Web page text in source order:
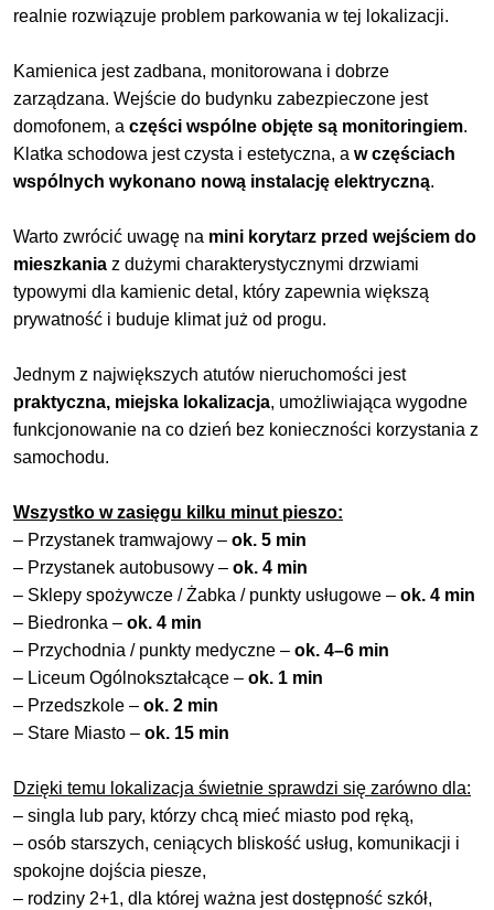
realnie rozwiązuje problem parkowania w tej lokalizacji.
Kamienica jest zadbana, monitorowana i dobrze
zarządzana. Wejście do budynku zabezpieczone jest
domofonem, a części wspólne objęte są monitoringiem.
Klatka schodowa jest czysta i estetyczna, a w częściach
wspólnych wykonano nową instalację elektryczną.
Warto zwrócić uwagę na mini korytarz przed wejściem do
mieszkania z dużymi charakterystycznymi drzwiami
typowymi dla kamienic detal, który zapewnia większą
prywatność i buduje klimat już od progu.
Jednym z największych atutów nieruchomości jest
praktyczna, miejska lokalizacja, umożliwiająca wygodne
funkcjonowanie na co dzień bez konieczności korzystania z
samochodu.
Wszystko w zasięgu kilku minut pieszo:
– Przystanek tramwajowy – ok. 5 min
– Przystanek autobusowy – ok. 4 min
– Sklepy spożywcze / Żabka / punkty usługowe – ok. 4 min
– Biedronka – ok. 4 min
– Przychodnia / punkty medyczne – ok. 4–6 min
– Liceum Ogólnokształcące – ok. 1 min
– Przedszkole – ok. 2 min
– Stare Miasto – ok. 15 min
Dzięki temu lokalizacja świetnie sprawdzi się zarówno dla:
– singla lub pary, którzy chcą mieć miasto pod ręką,
– osób starszych, ceniących bliskość usług, komunikacji i
spokojne dojścia piesze,
– rodziny 2+1, dla której ważna jest dostępność szkół,